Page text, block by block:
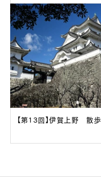
【第13回】伊賀上野 散歩